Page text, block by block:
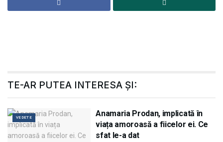
TE-AR PUTEA INTERESA ȘI:
VEDETE
Anamaria Prodan, implicată în
viața amoroasă a fiicelor ei. Ce
sfat le-a dat